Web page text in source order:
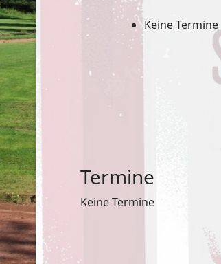
Keine Termine
Termine
Keine Termine